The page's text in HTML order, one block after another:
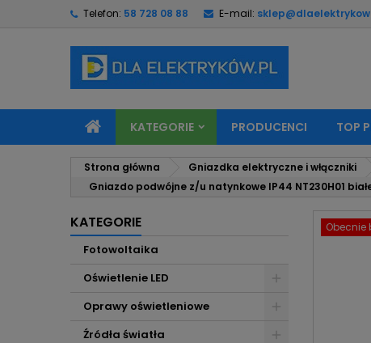
Telefon: 58 728 08 88 E-mail:
KATEGORIE PRODUCENCI TOP
Strona główna Gniazdka elektryczne i włączniki
Gniazdo podwójne z/u natynkowe IP44 NT230H01
KATEGORIE
Fotowoltaika
Oświetlenie LED
Oprawy oświetleniowe
Źródła światła
Obecnie